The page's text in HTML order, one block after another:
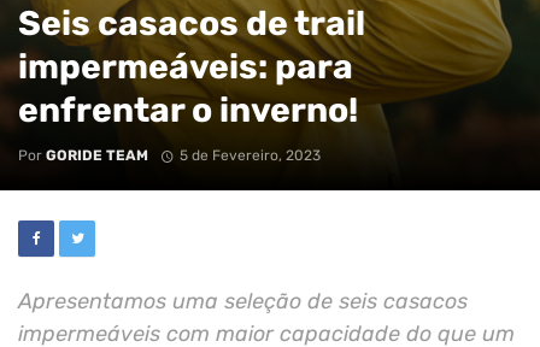
Seis casacos de trail
impermeáveis: para
enfrentar o inverno!
Por GORIDE TEAM 5 de Fevereiro, 2023
Apresentamos uma seleção de seis casacos
impermeáveis ​​com maior capacidade do que um